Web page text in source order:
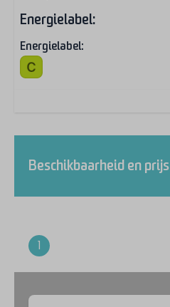
Wasmachine
Buiten
Loungeset
Verwarming & Verkoeling
Energielabel:
Energielabel:
Beschikbaarheid en prijs
1